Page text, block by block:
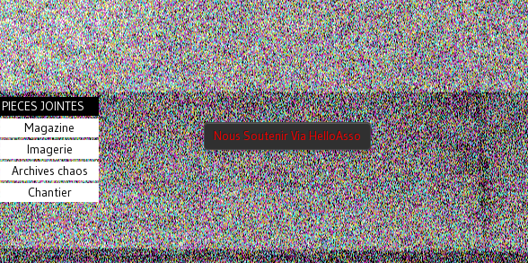
PIECES JOINTES
Magazine
Imagerie
Archives chaos
Chantier
Nous Soutenir Via HelloAsso